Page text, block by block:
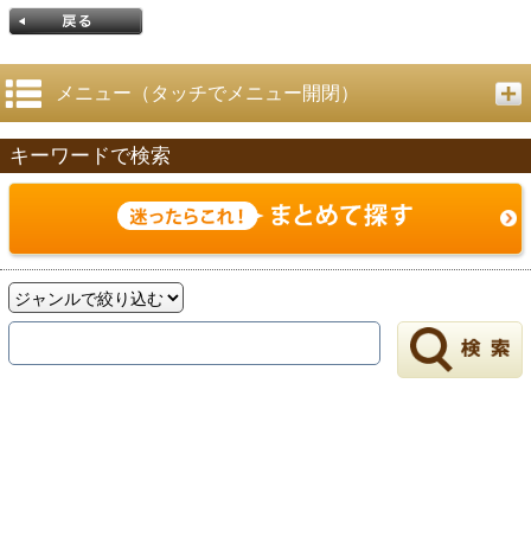
戻る
メニュー（タッチでメニュー開閉）
キーワードで検索